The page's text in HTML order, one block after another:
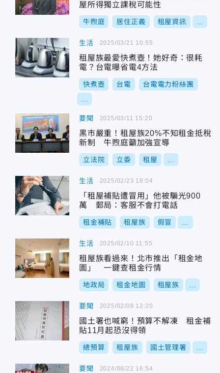
屋所得獨立課稅可能性
牛煦庭 居住正義 租屋資訊
生活
租屋族最愛快煮壺！她好奇：很耗
電？台電曝省電4方法
快煮壺 台電 台電電力粉絲團
2025/03/21 10:55
要聞
黑市嚴重！租屋族20%不知租金抵稅
新制 牛煦庭籲加強宣導
立法院 立委 租屋
2025/03/11 15:20
生活
「租屋補貼遭冒用」他被騙光900
萬 郵局：客服不會打電話
租金補貼 租屋族 假冒
2025/02/23 18:04
生活
租屋族看過來！北市推出「租金地
圖」 一鍵查租金行情
地政局 租金地圖 租屋族
2025/02/10 11:55
要聞
國土署也喊窮！預算不解凍 租金補
貼11月起恐沒得領
總預算 租屋族 國土管理署
2025/02/09 12:20
要聞 2024/08/22 16:54